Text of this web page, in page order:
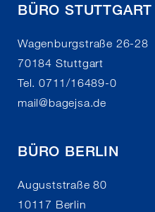
BÜRO STUTTGART
Wagenburgstraße 26-28
70184 Stuttgart
Tel. 0711/16489-0
mail@bagejsa.de
BÜRO BERLIN
Auguststraße 80
10117 Berlin